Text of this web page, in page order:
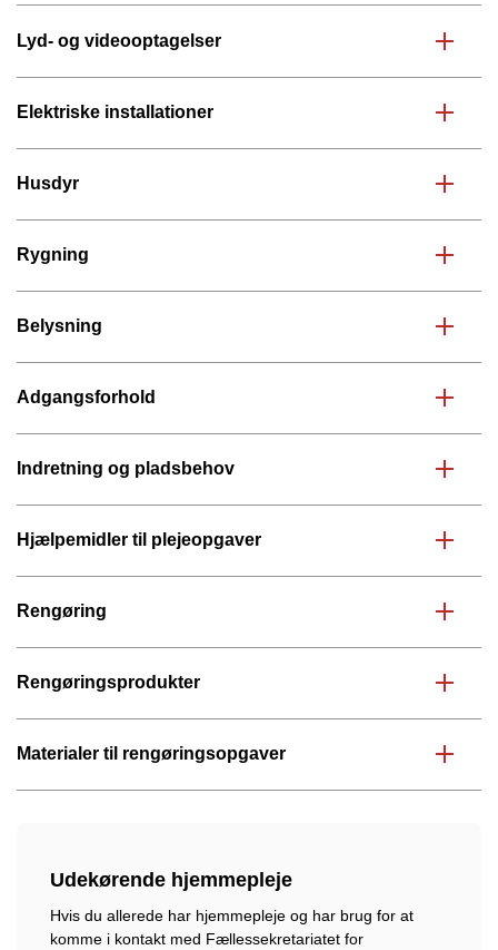
Lyd- og videooptagelser
Elektriske installationer
Husdyr
Rygning
Belysning
Adgangsforhold
Indretning og pladsbehov
Hjælpemidler til plejeopgaver
Rengøring
Rengøringsprodukter
Materialer til rengøringsopgaver
Udekørende hjemmepleje
Hvis du allerede har hjemmepleje og har brug for at
komme i kontakt med Fællessekretariatet for